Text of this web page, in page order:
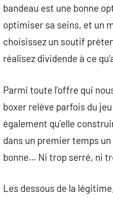
bandeau est une bonne
optimiser sa seins, et un
choisissez un soutif
réalisez dividende à ce
Parmi toute l’offre qui
boxer relève parfois du
également qu’elle
dans un premier temps
bonne… Ni trop serré, ni
Les dessous de la